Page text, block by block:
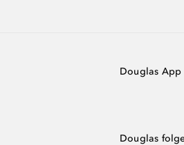
Douglas App
Douglas